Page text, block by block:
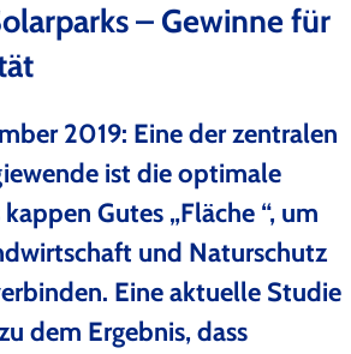
– Gewinne für
2019: Eine der zentralen
ist die optimale
Gutes „Fläche “, um
und Naturschutz
Eine aktuelle Studie
dem Ergebnis, dass